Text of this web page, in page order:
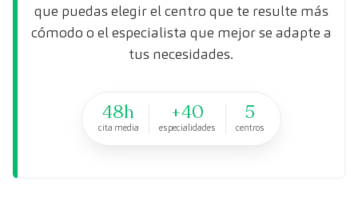
que puedas elegir el centro que te resulte más
cómodo o el especialista que mejor se adapte a
tus necesidades.
48h
cita media
+40
especialidades
5
centros